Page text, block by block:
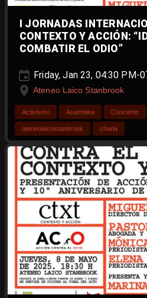
I JORNADAS
CONTEXTO Y ACCIÓN:
COMBATIR EL ODIO”
Friday, Jan 23, 04:30 PM-
Ateneo Laico Stanbrook
Activismo Asamblea Concierto
ateneolaicostanbrook charla